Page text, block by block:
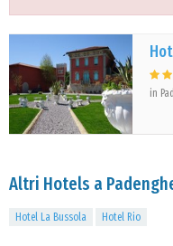
in
Altri Hotels a
Hotel La Bussola Hotel Rio